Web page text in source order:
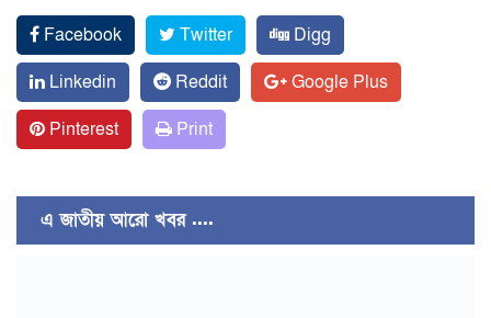
Facebook Twitter
Digg
Linkedin
Reddit
Google Plus
Pinterest
Print
এ জাতীয় আরো খবর ....